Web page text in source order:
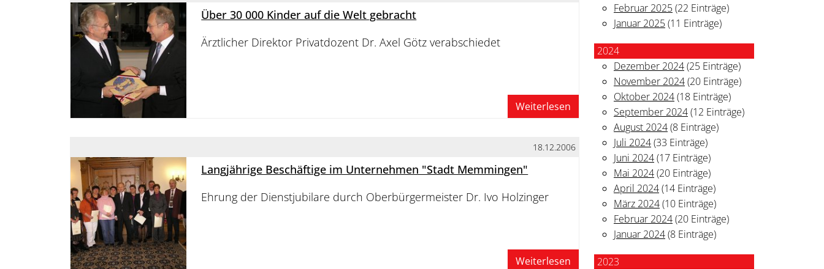
Über 30 000 Kinder auf die Welt gebracht
Ärztlicher Direktor Privatdozent Dr. Axel Götz verabschiedet
Weiterlesen
18.12.2006
Langjährige Beschäftige im Unternehmen "Stadt Memmingen"
Ehrung der Dienstjubilare durch Oberbürgermeister Dr. Ivo Holzinger
Weiterlesen
Februar 2025(22 Einträge)
Januar 2025(11 Einträge)
2024
Dezember 2024(25 Einträge)
November 2024(20 Einträge)
Oktober 2024(18 Einträge)
September 2024(12 Einträge)
August 2024(8 Einträge)
Juli 2024(33 Einträge)
Juni 2024(17 Einträge)
Mai 2024(20 Einträge)
April 2024(14 Einträge)
März 2024(10 Einträge)
Februar 2024(20 Einträge)
Januar 2024(8 Einträge)
2023